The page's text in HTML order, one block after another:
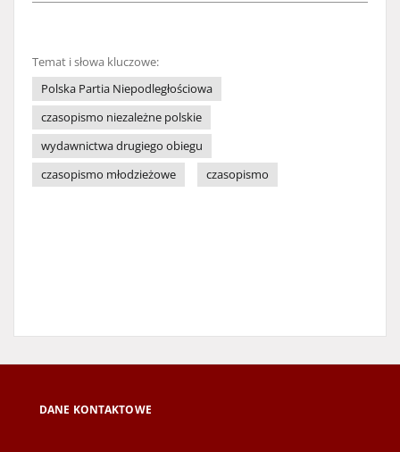
Temat i słowa kluczowe:
Polska Partia Niepodległościowa
czasopismo niezależne polskie
wydawnictwa drugiego obiegu
czasopismo młodzieżowe
czasopismo
DANE KONTAKTOWE